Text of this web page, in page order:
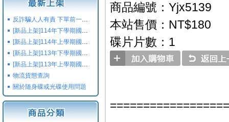
反詐騙人人有責 下單前一定要注意
[新品上架]114年下學期國小國中高中命題光碟,校用卷,習作
[新品上架]114年上學期國小國中高中命題光碟,校用卷,習作
[新品上架]113年下學期國小國中高中命題光碟,校用卷,習作
[新品上架]113年上學期國小國中高中命題光碟,校用卷,習作
物流貨態查詢
關於随身碟或光碟使用問題
商品編號：Yjx5139
本站售價：NT$180
碟片片數：1